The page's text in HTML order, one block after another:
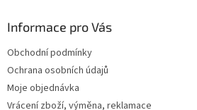
Informace pro Vás
Obchodní podmínky
Ochrana osobních údajů
Moje objednávka
Vrácení zboží, výměna, reklamace